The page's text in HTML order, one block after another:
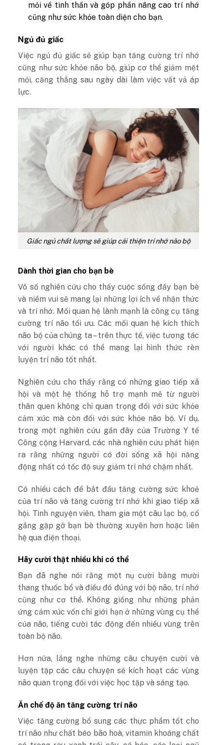
mỏi về tinh thần và góp phần nâng cao trí nhớ
cũng như sức khỏe toàn diện cho bạn.
Ngủ đủ giấc
Việc ngủ đủ giấc sẽ giúp bạn tăng cường trí nhớ
cũng như sức khỏe não bộ, giúp cơ thể giảm mệt
mỏi, căng thẳng sau ngày dài làm việc vất vả áp
lực.
Giấc ngủ chất lượng sẽ giúp cải thiện trí nhớ não bộ
Dành thời gian cho bạn bè
Vô số nghiên cứu cho thấy cuộc sống đầy bạn bè
và niềm vui sẽ mang lại những lợi ích về nhận thức
và trí nhớ. Mối quan hệ lành mạnh là công cụ tăng
cường trí não tối ưu. Các mối quan hệ kích thích
não bộ của chúng ta – trên thực tế, việc tương tác
với người khác có thể mang lại hình thức rèn
luyện trí não tốt nhất.
Nghiên cứu cho thấy rằng có những giao tiếp xã
hội và một hệ thống hỗ trợ mạnh mẽ từ người
thân quen không chỉ quan trọng đối với sức khỏe
cảm xúc mà còn đối với sức khỏe não bộ. Ví dụ,
trong một nghiên cứu gần đây của Trường Y tế
Công cộng Harvard, các nhà nghiên cứu phát hiện
ra rằng những người có đời sống xã hội năng
động nhất có tốc độ suy giảm trí nhớ chậm nhất.
Có nhiều cách để bắt đầu tăng cường sức khoẻ
của trí não và tăng cường trí nhớ khi giao tiếp xã
hội. Tình nguyện viên, tham gia một câu lạc bộ, cố
gắng gặp gỡ bạn bè thường xuyên hơn hoặc liên
hệ qua điện thoại.
Hãy cười thật nhiều khi có thể
Bạn đã nghe nói rằng một nụ cười bằng mười
thang thuốc bổ và điều đó đúng với bộ não, trí nhớ
cũng như cơ thể. Không giống như những phản
ứng cảm xúc vốn chỉ giới hạn ở những vùng cụ thể
của não, tiếng cười tác động đến nhiều vùng trên
toàn bộ não.
Hơn nữa, lắng nghe những câu chuyện cười và
luyện tập các câu chuyện sẽ kích hoạt các vùng
não quan trọng đối với việc học tập và sáng tạo.
Ăn chế độ ăn tăng cường trí não
Việc tăng cường bổ sung các thực phẩm tốt cho
trí não như chất béo bão hoà, vitamin khoáng chất